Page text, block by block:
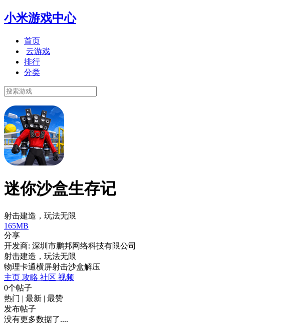
小米游戏中心
首页
云游戏
排行
分类
迷你沙盒生存记
射击建造，玩法无限
165MB
分享
开发商: 深圳市鹏邦网络科技有限公司
射击建造，玩法无限
物理卡通横屏射击沙盒解压
主页 攻略 社区 视频
0个帖子
热门 | 最新 | 最赞
发布帖子
没有更多数据了....